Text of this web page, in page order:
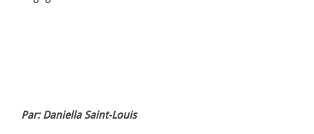
Par: Daniella Saint-Louis